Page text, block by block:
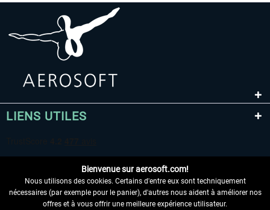
LIENS UTILES
Bienvenue sur aerosoft.com!
Nous utilisons des cookies. Certains d'entre eux sont techniquement
nécessaires (par exemple pour le panier), d'autres nous aident à améliorer nos
offres et à vous offrir une meilleure expérience utilisateur.